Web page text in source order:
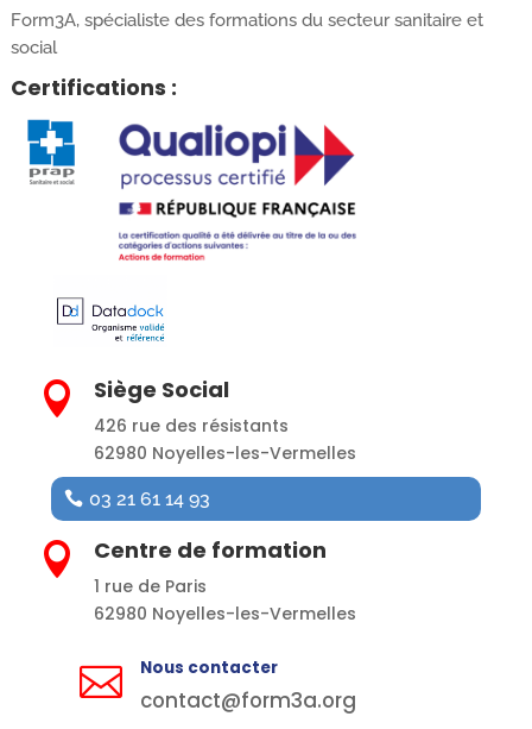
Form3A, spécialiste des formations du secteur sanitaire et
social
Certifications :
 Siège Social
426 rue des résistants
62980 Noyelles-les-Vermelles
03 21 61 14 93
 Centre de formation
1 rue de Paris
62980 Noyelles-les-Vermelles
 Nous contacter
contact@form3a.org